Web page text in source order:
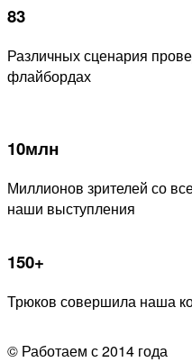
83
Различных сценария
флайбордах
10млн
Миллионов зрителей со
наши выступления
150+
Трюков совершила наша
© Работаем с 2014 года